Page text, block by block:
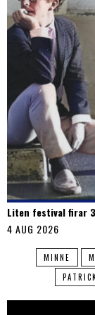
Liten festival firar
4 AUG 2026
MINNE